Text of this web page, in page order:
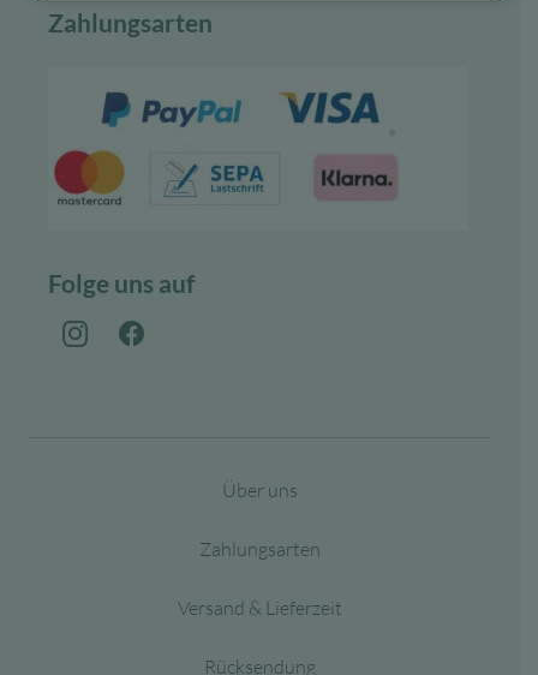
Zahlungsarten
Folge uns auf
Über uns
Zahlungsarten
Versand & Lieferzeit
Rücksendung